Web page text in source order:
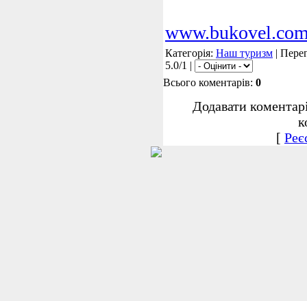
Категорія: Наш туризм |
5.0/1 |
Всього коментарів: 0
Додавати
[